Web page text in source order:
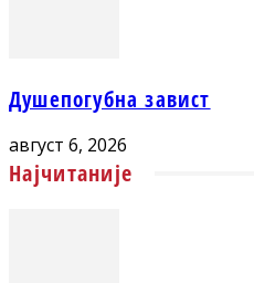
Душепогубна завист
август 6, 2026
Најчитаније